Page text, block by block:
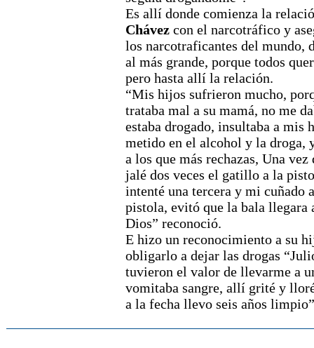
Es allí donde comienza la
Chávez con el narcotráfico y
los narcotraficantes del mundo,
al más grande, porque todos
pero hasta allí la relación.
“Mis hijos sufrieron mucho,
trataba mal a su mamá, no me
estaba drogado, insultaba a mis
metido en el alcohol y la droga,
a los que más rechazas, Una
jalé dos veces el gatillo a la
intenté una tercera y mi cuñado
pistola, evitó que la bala llegara
Dios” reconoció.
E hizo un reconocimiento a su
obligarlo a dejar las drogas
tuvieron el valor de llevarme a
vomitaba sangre, allí grité y
a la fecha llevo seis años